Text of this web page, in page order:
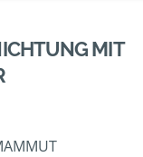
MIT